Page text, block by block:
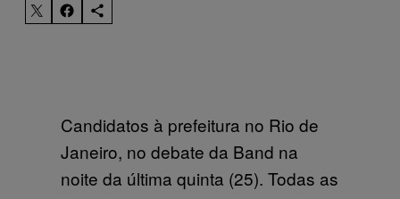
Candidatos à prefeitura no Rio de
Janeiro, no debate da Band na
noite da última quinta (25). Todas as